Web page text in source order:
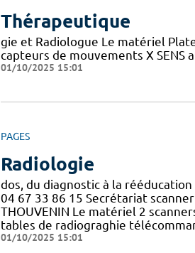
Thérapeutique
gie et Radiologue Le matériel
capteurs de mouvements X SENS
01/10/2025 15:01
PAGES
Radiologie
dos, du diagnostic à la
04 67 33 86 15 Secrétariat
THOUVENIN Le matériel 2
tables de radiograghie
01/10/2025 15:01